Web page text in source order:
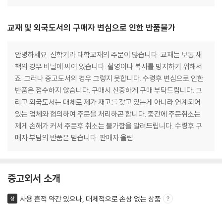
교재 및 외국도서의 구매자 변심으로 인한 반품불가
안녕하세요. 신학기라 대학교재의 주문이 많습니다. 교재는 보통 새
책의 경우 비닐에 싸여 있습니다. 촬영이나 복사를 방지하기 위해서
죠. 그러나 중고도서의 경우 그렇지 못합니다. 수령후 변심으로 인한
반품은 접수하지 않습니다. 구매시 신중하게 구매 부탁드립니다. 그
리고 외국도서는 대체로 제가 재고를 갖고 있는게 아니라 연계되어
있는 업체와 협의하여 주문을 처리하곤 합니다. 중간에 주문취소는
제게 손해가 커서 주문후 취소는 불가함을 알려드립니다. 수령후 구
매자 부담의 반품은 받습니다. 판매자 올림.
중고외서 소개
상
사용 흔적 약간 있으나, 대체적으로 손상 없는 상품